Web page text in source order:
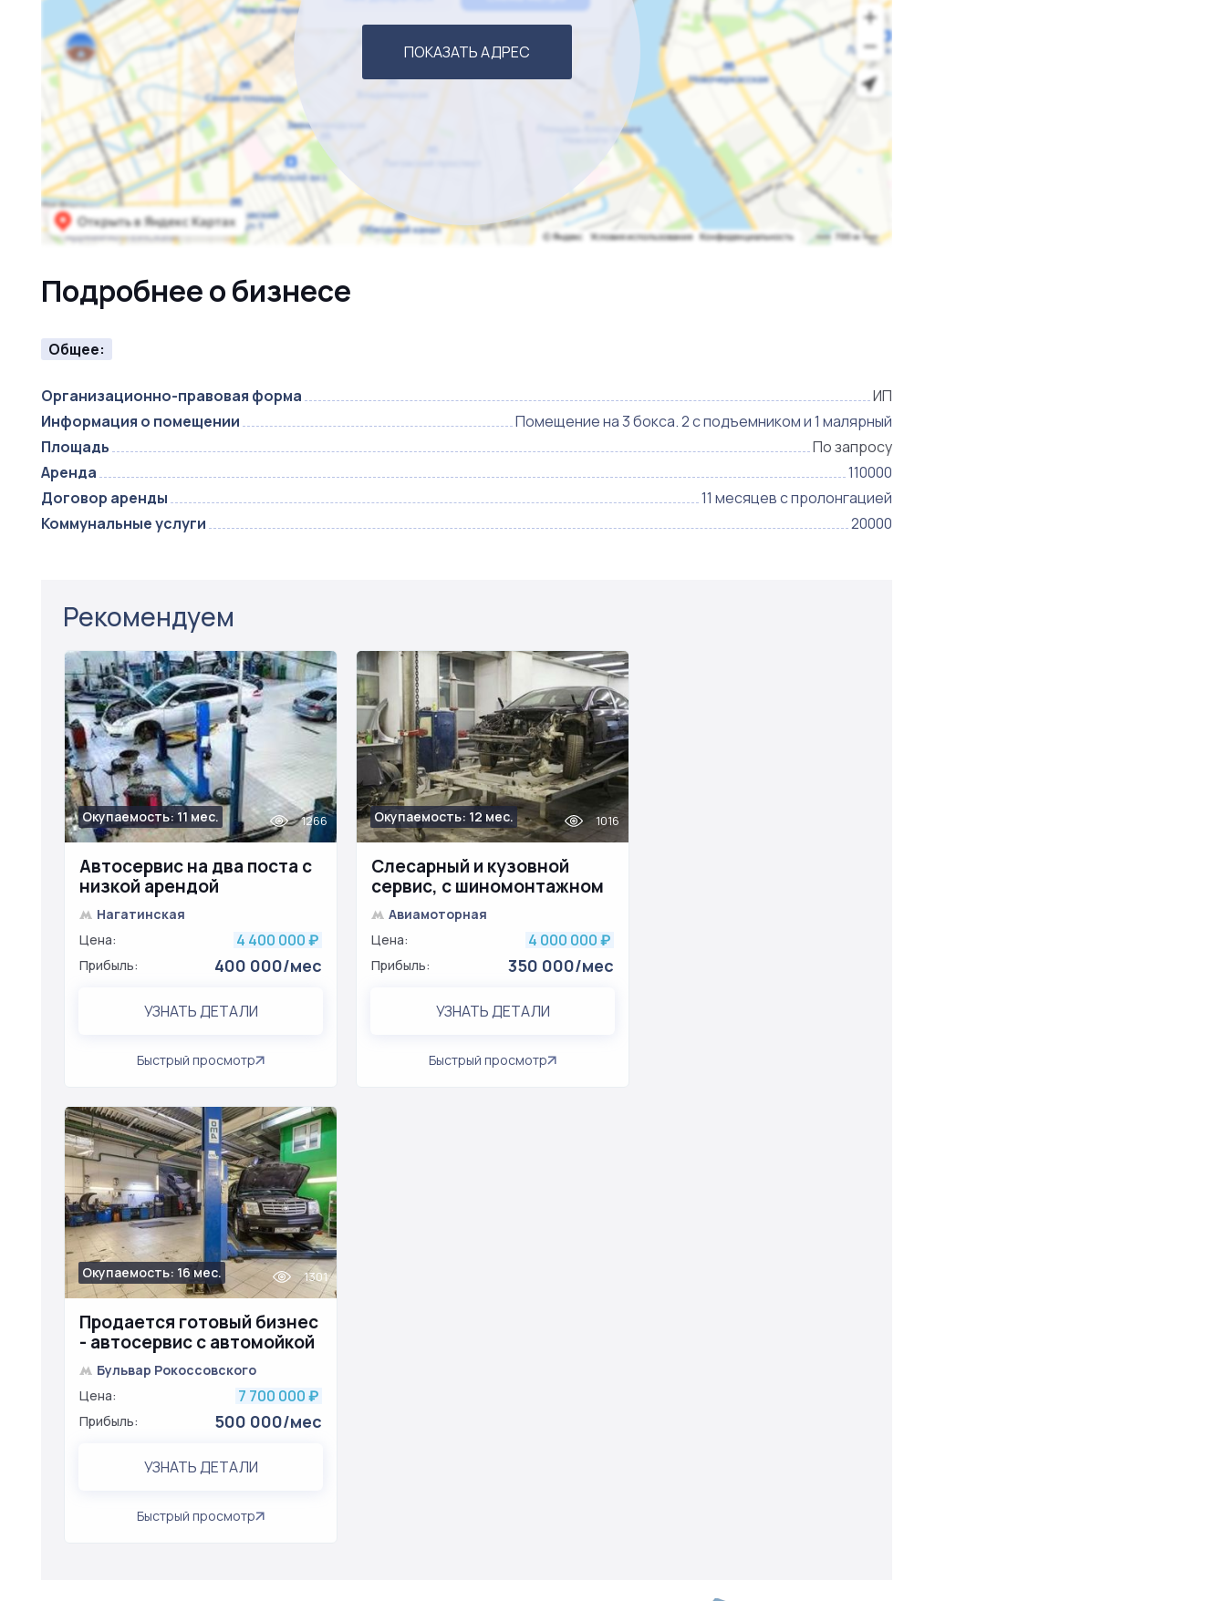
ПОКАЗАТЬ АДРЕС
Подробнее о бизнесе
Общее:
Организационно-правовая форма
ИП
Информация о помещении
Помещение на 3 бокса. 2 с подъемником и 1 малярный
Площадь
По запросу
Аренда
110000
Договор аренды
11 месяцев с пролонгацией
Коммунальные услуги
20000
Рекомендуем
Автосервис на два поста с
низкой арендой
Окупаемость: 11 мес. 1266
Нагатинская
Цена:
4 400 000 ₽
Прибыль: 400 000/мес
УЗНАТЬ ДЕТАЛИ
Быстрый просмотр
Слесарный и кузовной
сервис, с шиномонтажном
Окупаемость: 12 мес. 1016
Авиамоторная
Цена:
4 000 000 ₽
Прибыль: 350 000/мес
УЗНАТЬ ДЕТАЛИ
Быстрый просмотр
Продается готовый бизнес
- автосервис с автомойкой
Окупаемость: 16 мес. 1301
Бульвар Рокоссовского
Цена:
7 700 000 ₽
Прибыль: 500 000/мес
УЗНАТЬ ДЕТАЛИ
Быстрый просмотр